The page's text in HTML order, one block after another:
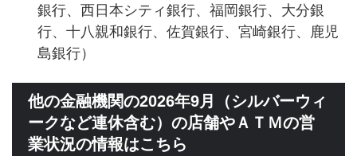
銀行、西日本シティ銀行、福岡銀行、大分銀
行、十八親和銀行、佐賀銀行、宮崎銀行、鹿児
島銀行）
他の金融機関の2026年9月（シルバーウィ
ークなど連休含む）の店舗やＡＴＭの営
業状況の情報はこちら